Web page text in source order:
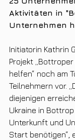
Aktivitäten in
Unternehmen
Initiatorin Kathrin
Projekt
helfen“ noch am
Teilnehmern vor.
diejenigen
Ukraine in
Unterkunft und
Start benötigen“,